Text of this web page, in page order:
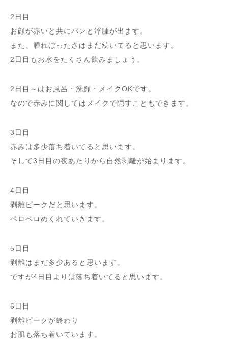
2日目
お顔が赤いと共にパンと浮腫が出ます。
また、腫れぼったさはまだ続いてると思います。
2日目もお水をたくさん飲みましょう。
2日目～はお風呂・洗顔・メイクOKです 。
なので赤みに関してはメイクで隠すこともできます 。
3日目
赤みは多少落ち着いてると思います。
そして3日目の夜あたりから自然剥離が始まります。
4日目
剥離ピークだと思います 。
ペロペロめくれていきます。
5日目
剥離はまだ多少あると思います。
ですが4日目よりは落ち着いてると思います。
6日目
剥離ピークが終わり
お肌も落ち着いています。